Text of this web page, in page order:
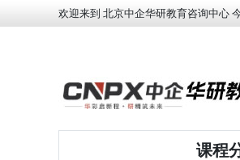
欢迎来到 北京中企华研教育咨询中心
课程